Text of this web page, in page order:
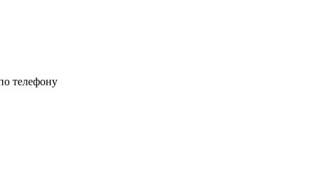
телефону